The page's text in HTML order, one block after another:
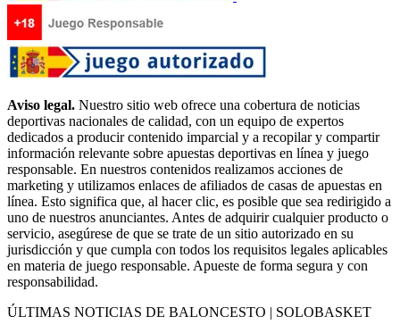
Aviso legal. Nuestro sitio web ofrece una cobertura de noticias
deportivas nacionales de calidad, con un equipo de expertos
dedicados a producir contenido imparcial y a recopilar y compartir
información relevante sobre apuestas deportivas en línea y juego
responsable. En nuestros contenidos realizamos acciones de
marketing y utilizamos enlaces de afiliados de casas de apuestas en
línea. Esto significa que, al hacer clic, es posible que sea redirigido a
uno de nuestros anunciantes. Antes de adquirir cualquier producto o
servicio, asegúrese de que se trate de un sitio autorizado en su
jurisdicción y que cumpla con todos los requisitos legales aplicables
en materia de juego responsable. Apueste de forma segura y con
responsabilidad.
ÚLTIMAS NOTICIAS DE BALONCESTO | SOLOBASKET